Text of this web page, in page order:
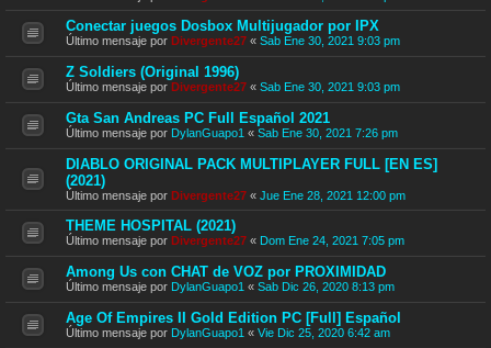
Conectar juegos Dosbox Multijugador por IPX
Último mensaje por Divergente27 « Sab Ene 30, 2021 9:03 pm
Z Soldiers (Original 1996)
Último mensaje por Divergente27 « Sab Ene 30, 2021 9:03 pm
Gta San Andreas PC Full Español 2021
Último mensaje por DylanGuapo1 « Sab Ene 30, 2021 7:26 pm
DIABLO ORIGINAL PACK MULTIPLAYER FULL [EN ES]
(2021)
Último mensaje por Divergente27 « Jue Ene 28, 2021 12:00 pm
THEME HOSPITAL (2021)
Último mensaje por Divergente27 « Dom Ene 24, 2021 7:05 pm
Among Us con CHAT de VOZ por PROXIMIDAD
Último mensaje por DylanGuapo1 « Sab Dic 26, 2020 8:13 pm
Age Of Empires II Gold Edition PC [Full] Español
Último mensaje por DylanGuapo1 « Vie Dic 25, 2020 6:42 am